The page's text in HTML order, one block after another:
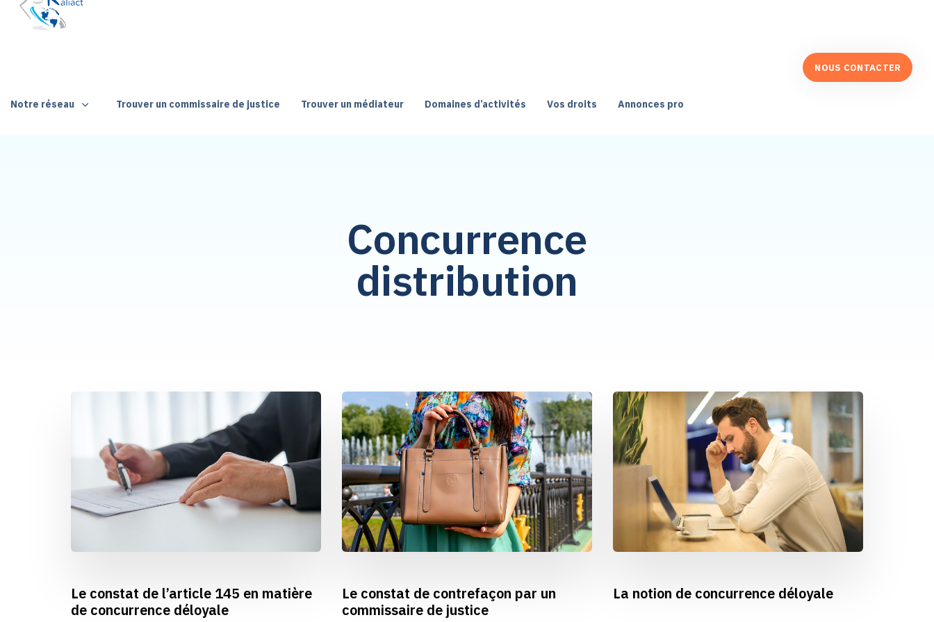
Notre réseau Trouver un commissaire de justice Trouver un médiateur Domaines d’activités Vos droits Annonces pro
NOUS CONTACTER
Concurrence
distribution
Le constat de l’article 145 en matière
de concurrence déloyale
Le constat de contrefaçon par un
commissaire de justice
La notion de concurrence déloyale